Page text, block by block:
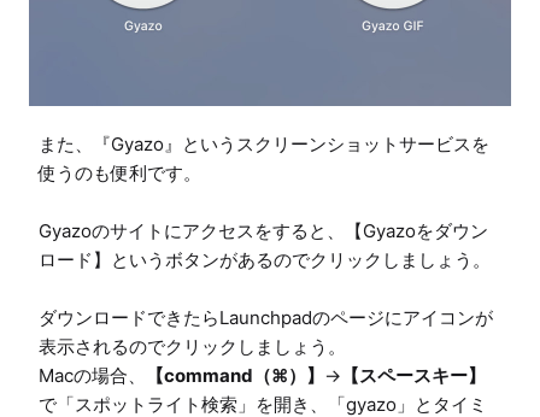
また、『Gyazo』というスクリーンショットサービスを
使うのも便利です。
Gyazoのサイトにアクセスをすると、【Gyazoをダウン
ロード】というボタンがあるのでクリックしましょう。
ダウンロードできたらLaunchpadのページにアイコンが
表示されるのでクリックしましょう。
Macの場合、
【command（⌘）】 → 【スペースキー】
で「スポットライト検索」を開き、「gyazo」とタイミ